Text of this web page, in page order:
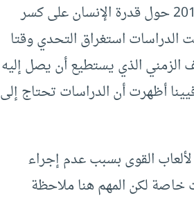
دارت أسئلة كثيرة بعد محاولة سابقة للعداء إليوت كيبشوجي عام 2017 حول قدرة الإنسان على كسر
أنهى السباق في زمن قدره 2:00:25 . واقترحت الدراسات استغراق التحدي وقتا
السقف الزمني الذي يستطيع أن يصل إليه
في فيينا أظهرت أن الدراسات تحتاج إلى
لألعاب القوى بسبب عدم إجراء
لكن المهم هنا ملاحظة